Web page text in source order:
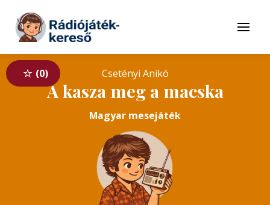
Tovább a tartalomhoz
Menü
0 Csetényi Anikó
A kasza meg a macska
Magyar mesejáték